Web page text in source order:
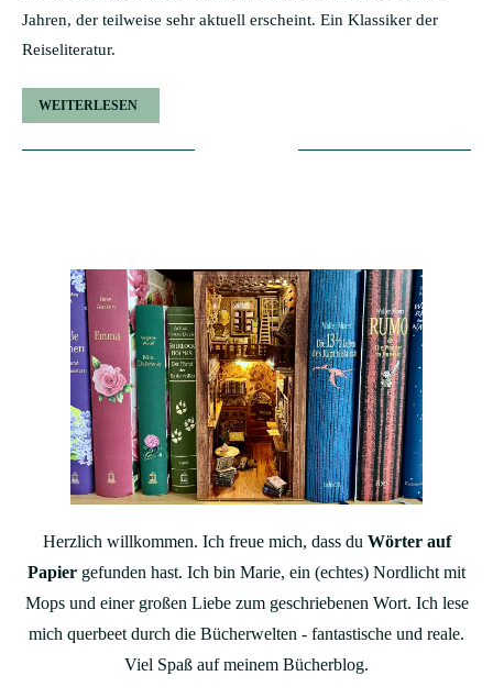
Jahren, der teilweise sehr aktuell erscheint. Ein Klassiker der
Reiseliteratur.
WEITERLESEN
Herzlich willkommen. Ich freue mich, dass du Wörter auf
Papier gefunden hast. Ich bin Marie, ein (echtes) Nordlicht mit
Mops und einer großen Liebe zum geschriebenen Wort. Ich lese
mich querbeet durch die Bücherwelten - fantastische und reale.
Viel Spaß auf meinem Bücherblog.